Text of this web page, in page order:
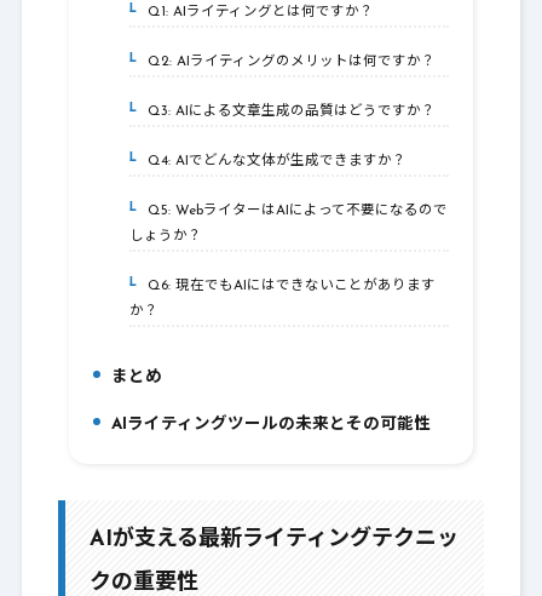
6-1.Q1: AIライティングとは何ですか？
6-2.Q2: AIライティングのメリットは何ですか？
6-3.Q3: AIによる文章生成の品質はどうですか？
6-4.Q4: AIでどんな文体が生成できますか？
6-5.Q5: WebライターはAIによって不要になるので
しょうか？
6-6.Q6: 現在でもAIにはできないことがあります
か？
まとめ
8.AIライティングツールの未来とその可能性
AIが支える最新ライティングテクニッ
クの重要性